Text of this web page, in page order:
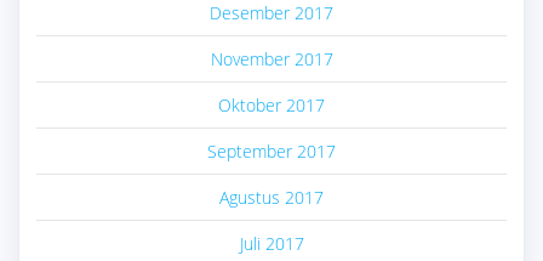
Desember 2017
November 2017
Oktober 2017
September 2017
Agustus 2017
Juli 2017